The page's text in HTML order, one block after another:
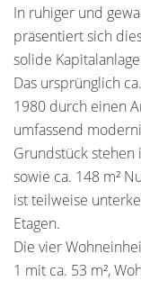
In ruhiger und
präsentiert sich
solide
Das ursprünglich
1980 durch einen
umfassend
Grundstück stehen
sowie ca. 148 m²
ist teilweise
Etagen.
Die vier
1 mit ca. 53 m²,